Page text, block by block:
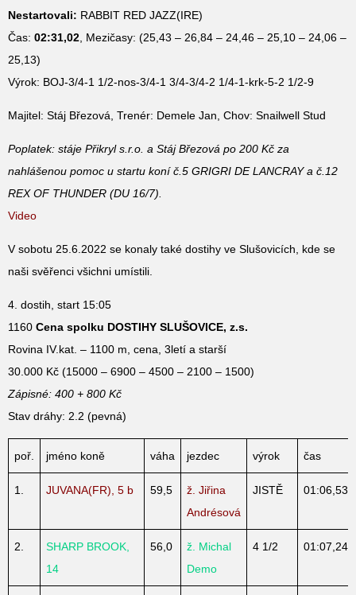
Nestartovali: RABBIT RED JAZZ(IRE)
Čas: 02:31,02 , Mezičasy: (25,43 – 26,84 – 24,46 – 25,10 – 24,06 –
25,13)
Výrok: BOJ-3/4-1 1/2-nos-3/4-1 3/4-3/4-2 1/4-1-krk-5-2 1/2-9
Majitel: Stáj Březová, Trenér: Demele Jan, Chov: Snailwell Stud
Poplatek: stáje Přikryl s.r.o. a Stáj Březová po 200 Kč za
nahlášenou pomoc u startu koní č.5 GRIGRI DE LANCRAY a č.12
REX OF THUNDER (DU 16/7).
Video
V sobotu 25.6.2022 se konaly také dostihy ve Slušovicích, kde se
naši svěřenci všichni umístili.
4. dostih, start 15:05
1160 Cena spolku DOSTIHY SLUŠOVICE, z.s.
Rovina IV.kat. – 1100 m, cena, 3letí a starší
30.000 Kč (15000 – 6900 – 4500 – 2100 – 1500)
Zápisné: 400 + 800 Kč
Stav dráhy: 2.2 (pevná)
poř. jméno koně váha jezdec výrok čas
1. JUVANA(FR), 5 b 59,5
ž. Jiřina
Andrésová
JISTĚ 01:06,53
2.
SHARP BROOK,
14
56,0
ž. Michal
Demo
4 1/2 01:07,24